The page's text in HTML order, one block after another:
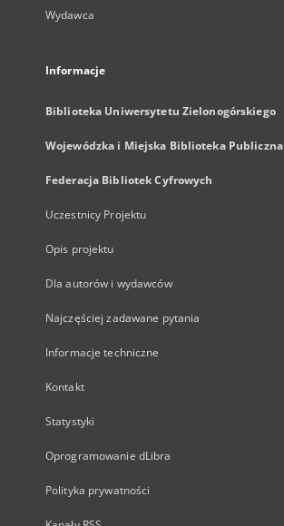
Wydawca
Informacje
Biblioteka Uniwersytetu Zielonogórskiego
Wojewódzka i Miejska Biblioteka Publiczna
Federacja Bibliotek Cyfrowych
Uczestnicy Projektu
Opis projektu
Dla autorów i wydawców
Najczęściej zadawane pytania
Informacje techniczne
Kontakt
Statystyki
Oprogramowanie dLibra
Polityka prywatności